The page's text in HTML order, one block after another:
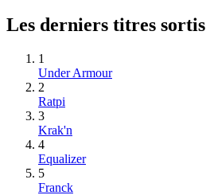
Les derniers titres sortis
1
Under Armour
2
Ratpi
3
Krak'n
4
Equalizer
5
Franck